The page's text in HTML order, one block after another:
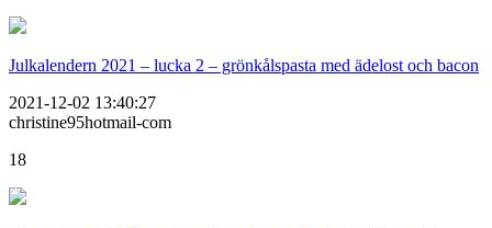
Julkalendern 2021 – lucka 2 – grönkålspasta med ädelost och bacon
2021-12-02 13:40:27
christine95hotmail-com
18